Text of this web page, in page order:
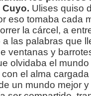
Ulises quiso
eso tomaba cada
la cárcel, a
las palabras que
ventanas y
olvidaba el
el alma
un mundo mejor